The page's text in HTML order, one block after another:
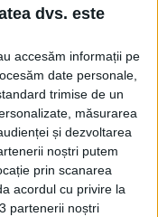
dvs. este
accesăm informații pe
date personale,
trimise de un
măsurarea
și dezvoltarea
noștri putem
prin scanarea
acordul cu privire la
partenerii noștri
mai
când,
cu unele